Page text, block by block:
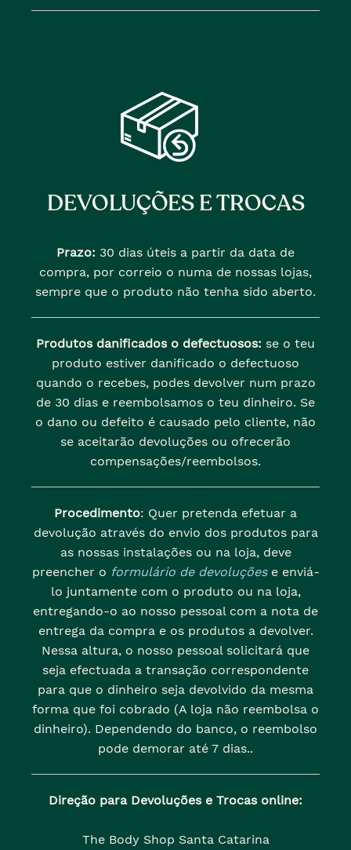
DEVOLUÇÕES E TROCAS
Prazo: 30 dias úteis a partir da data de
compra, por correio o numa de nossas lojas,
sempre que o produto não tenha sido aberto.
Produtos danificados o defectuosos: se o teu
produto estiver danificado o defectuoso
quando o recebes, podes devolver num prazo
de 30 dias e reembolsamos o teu dinheiro. Se
o dano ou defeito é causado pelo cliente, não
se aceitarão devoluções ou ofrecerão
compensações/reembolsos.
Procedimento: Quer pretenda efetuar a
devolução através do envio dos produtos para
as nossas instalações ou na loja, deve
preencher o formulário de devoluçõese enviá-
lo juntamente com o produto ou na loja,
entregando-o ao nosso pessoal com a nota de
entrega da compra e os produtos a devolver.
Nessa altura, o nosso pessoal solicitará que
seja efectuada a transação correspondente
para que o dinheiro seja devolvido da mesma
forma que foi cobrado (A loja não reembolsa o
dinheiro). Dependendo do banco, o reembolso
pode demorar até 7 dias..
Direção para Devoluções e Trocas online:
The Body Shop Santa Catarina